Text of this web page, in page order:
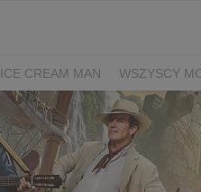
ICE CREAM MAN WSZYSCY
POWIEDZ MI, CO CZUJESZ
OJCZYZNA LUNA I